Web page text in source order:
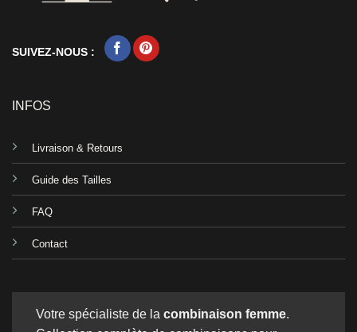
SUIVEZ-NOUS :
INFOS
Livraison & Retours
Guide des Tailles
FAQ
Contact
Votre spécialiste de la combinaison femme.